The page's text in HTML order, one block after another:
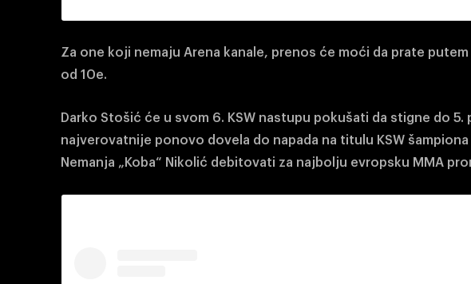
Za one koji nemaju Arena kanale, prenos će moći da prate putem
od 10e.
Darko Stošić će u svom 6. KSW nastupu pokušati da stigne do 5.
najverovatnije ponovo dovela do napada na titulu KSW
Nemanja „Koba“ Nikolić debitovati za najbolju evropsku MMA